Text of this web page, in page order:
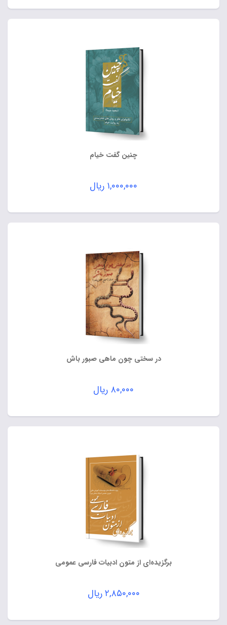
چنین گفت خیام
۱,۰۰۰,۰۰۰ ریال
در سختی چون ماهی صبور باش
۸۰,۰۰۰ ریال
برگزیده‌ای از متون ادبیات فارسی عمومی
۲,۸۵۰,۰۰۰ریال